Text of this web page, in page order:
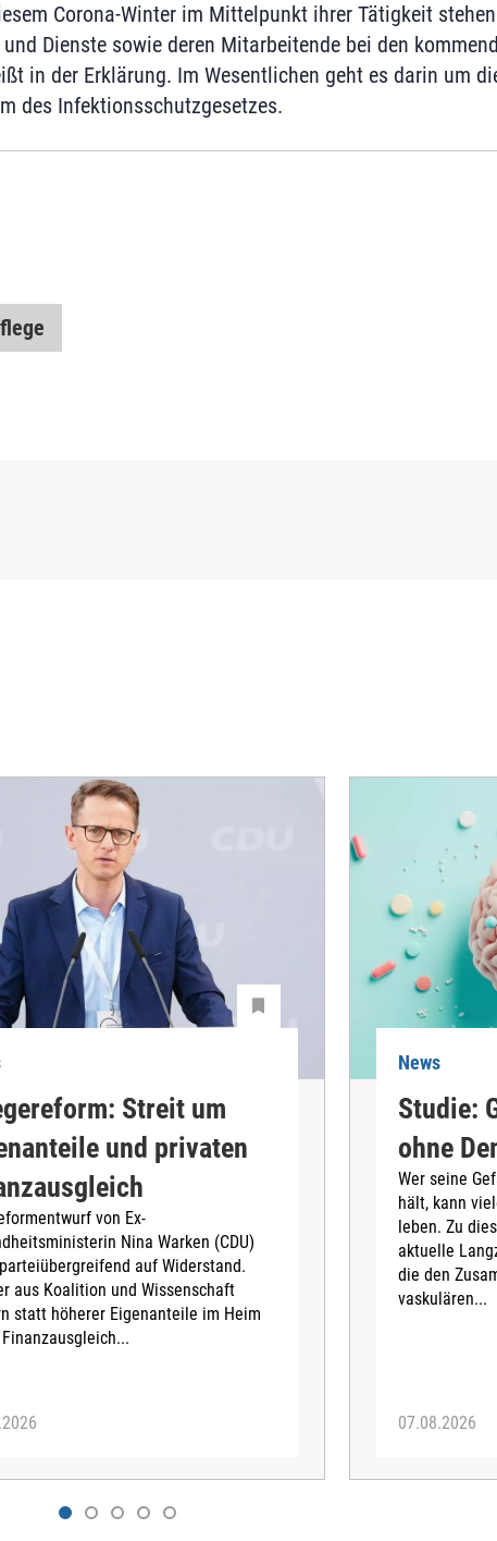
Corona-Winter im Mittelpunkt ihrer Tätigkeit stehen
Dienste sowie deren Mitarbeitende bei den
in der Erklärung. Im Wesentlichen geht es darin um
des Infektionsschutzgesetzes.
Streit um
und privaten
von Ex-
Nina Warken (CDU)
auf Widerstand.
aus Koalition und Wissenschaft
statt höherer Eigenanteile im Heim
News
Studie:
ohne
Wer seine
hält, kann
leben. Zu
aktuelle
die den
vaskulären...
07.08.2026